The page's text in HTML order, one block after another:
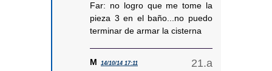
Far: no logro que me tome la
pieza 3 en el baño...no puedo
terminar de armar la cisterna
M 14/10/14 17:11